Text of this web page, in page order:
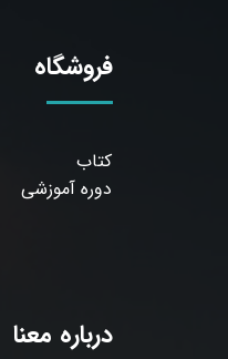
فروشگاه
کتاب
دوره آموزشی
درباره معنا